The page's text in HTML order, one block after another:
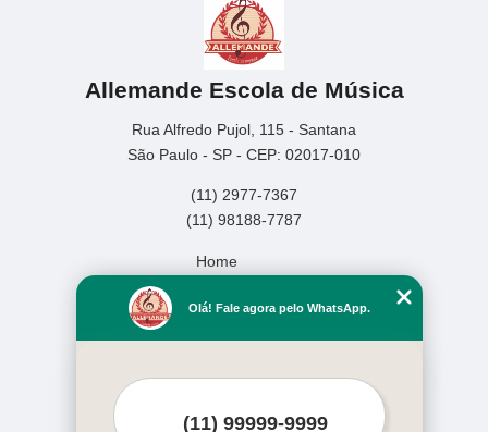
Allemande Escola de Música
Rua Alfredo Pujol, 115 - Santana
São Paulo - SP - CEP: 02017-010
(11) 2977-7367
(11) 98188-7787
Home
Missão
Olá! Fale agora pelo WhatsApp.